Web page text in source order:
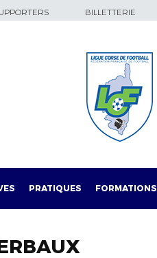
BILLETTERIE
PRATIQUES FORMATIONS